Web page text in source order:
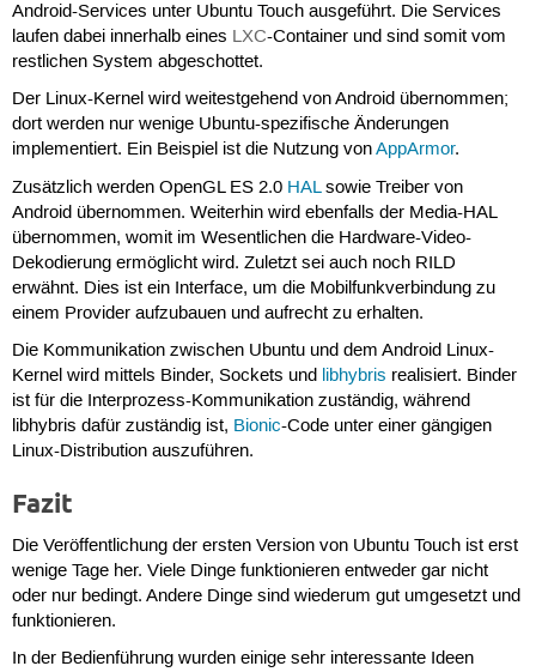
Android-Services unter Ubuntu Touch ausgeführt. Die Services
laufen dabei innerhalb eines LXC-Container und sind somit vom
restlichen System abgeschottet.
Der Linux-Kernel wird weitestgehend von Android übernommen;
dort werden nur wenige Ubuntu-spezifische Änderungen
implementiert. Ein Beispiel ist die Nutzung vonAppArmor.
Zusätzlich werden OpenGL ES 2.0 HALsowie Treiber von
Android übernommen. Weiterhin wird ebenfalls der Media-HAL
übernommen, womit im Wesentlichen die Hardware-Video-
Dekodierung ermöglicht wird. Zuletzt sei auch noch RILD
erwähnt. Dies ist ein Interface, um die Mobilfunkverbindung zu
einem Provider aufzubauen und aufrecht zu erhalten.
Die Kommunikation zwischen Ubuntu und dem Android Linux-
Kernel wird mittels Binder, Sockets und libhybris realisiert. Binder
ist für die Interprozess-Kommunikation zuständig, während
libhybris dafür zuständig ist, Bionic-Code unter einer gängigen
Linux-Distribution auszuführen.
Fazit
Die Veröffentlichung der ersten Version von Ubuntu Touch ist erst
wenige Tage her. Viele Dinge funktionieren entweder gar nicht
oder nur bedingt. Andere Dinge sind wiederum gut umgesetzt und
funktionieren.
In der Bedienführung wurden einige sehr interessante Ideen